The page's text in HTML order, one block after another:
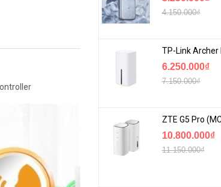
4.150.000₫
6.250.000₫
7.150.000₫
10.800.000₫
11.150.000₫